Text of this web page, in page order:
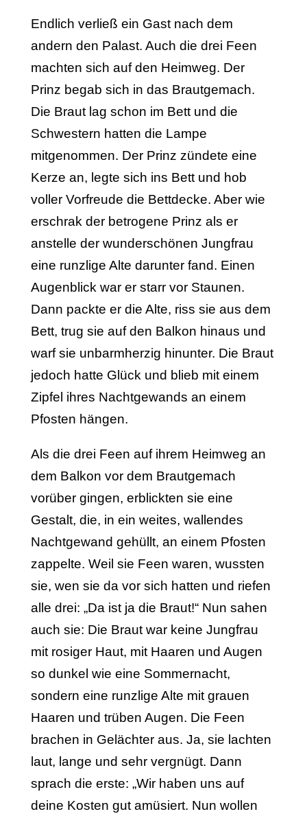
Endlich verließ ein Gast nach dem
andern den Palast. Auch die drei Feen
machten sich auf den Heimweg. Der
Prinz begab sich in das Brautgemach.
Die Braut lag schon im Bett und die
Schwestern hatten die Lampe
mitgenommen. Der Prinz zündete eine
Kerze an, legte sich ins Bett und hob
voller Vorfreude die Bettdecke. Aber wie
erschrak der betrogene Prinz als er
anstelle der wunderschönen Jungfrau
eine runzlige Alte darunter fand. Einen
Augenblick war er starr vor Staunen.
Dann packte er die Alte, riss sie aus dem
Bett, trug sie auf den Balkon hinaus und
warf sie unbarmherzig hinunter. Die Braut
jedoch hatte Glück und blieb mit einem
Zipfel ihres Nachtgewands an einem
Pfosten hängen.
Als die drei Feen auf ihrem Heimweg an
dem Balkon vor dem Brautgemach
vorüber gingen, erblickten sie eine
Gestalt, die, in ein weites, wallendes
Nachtgewand gehüllt, an einem Pfosten
zappelte. Weil sie Feen waren, wussten
sie, wen sie da vor sich hatten und riefen
alle drei: „Da ist ja die Braut!“ Nun sahen
auch sie: Die Braut war keine Jungfrau
mit rosiger Haut, mit Haaren und Augen
so dunkel wie eine Sommernacht,
sondern eine runzlige Alte mit grauen
Haaren und trüben Augen. Die Feen
brachen in Gelächter aus. Ja, sie lachten
laut, lange und sehr vergnügt. Dann
sprach die erste: „Wir haben uns auf
deine Kosten gut amüsiert. Nun wollen